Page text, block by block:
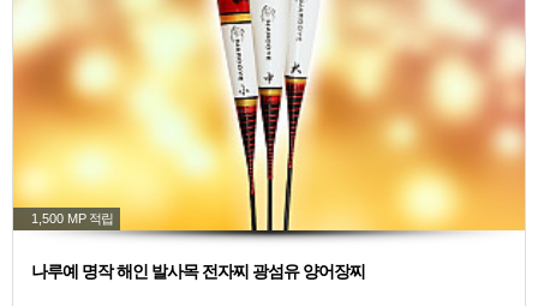
1,500 MP 적립
나루예 명작 해인 발사목 전자찌 광섬유 양어장찌